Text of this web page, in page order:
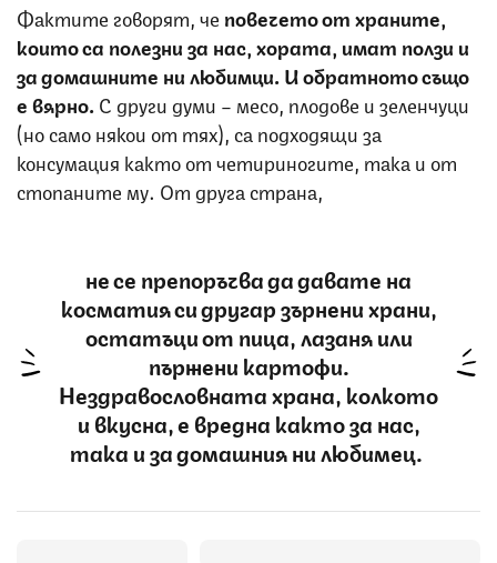
Фактите говорят, че повечето от храните,
които са полезни за нас, хората, имат ползи и
за домашните ни любимци. И обратното също
е вярно. С други думи – месо, плодове и зеленчуци
(но само някои от тях), са подходящи за
консумация както от четириногите, така и от
стопаните му. От друга страна,
не се препоръчва да давате на
косматия си другар зърнени храни,
остатъци от пица, лазаня или
пържени картофи.
Нездравословната храна, колкото
и вкусна, е вредна както за нас,
така и за домашния ни любимец.